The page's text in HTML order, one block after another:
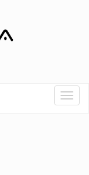
Toggle